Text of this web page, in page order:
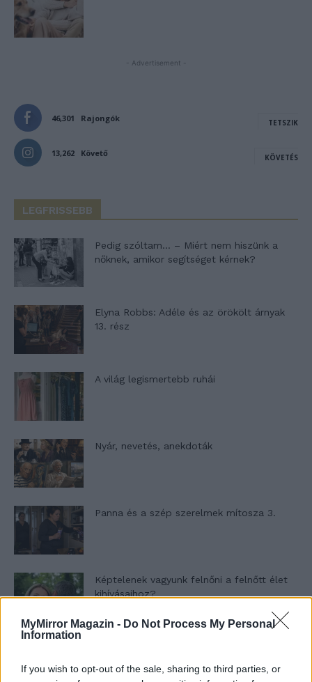
MyMirror Magazin - Do Not Process My Personal
Information
If you wish to opt-out of the sale, sharing to third parties, or
- Advertisement -
46,301 Rajongók TETSZIK
13,262 Követő KÖVETÉS
LEGFRISSEBB
Pedig szóltam… – Miért nem hiszünk a
nőknek, amikor segítséget kérnek?
Elyna Robbs: Adéle és az örökölt árnyak
13. rész
A világ legismertebb ruhái
Nyár, nevetés, anekdoták
Panna és a szép szerelmek mítosza 3.
Képtelenek vagyunk felnőni a felnőtt élet
kihívásaihoz?